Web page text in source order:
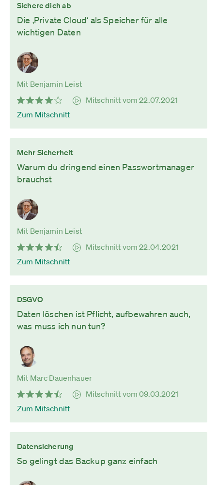
Sichere dich ab
Die ‚Private Cloud‘ als Speicher für alle
wichtigen Daten
Mit Benjamin Leist
Mitschnitt vom 22.07.2021
Zum Mitschnitt
Mehr Sicherheit
Warum du dringend einen Passwortmanager
brauchst
Mit Benjamin Leist
Mitschnitt vom 22.04.2021
Zum Mitschnitt
DSGVO
Daten löschen ist Pflicht, aufbewahren auch,
was muss ich nun tun?
Mit Marc Dauenhauer
Mitschnitt vom 09.03.2021
Zum Mitschnitt
Datensicherung
So gelingt das Backup ganz einfach